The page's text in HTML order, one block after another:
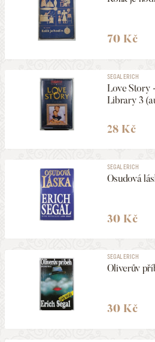
70 Kč
SEGAL ERICH
Love Story
Library 3
28 Kč
SEGAL ERICH
Osudová
30 Kč
SEGAL ERICH
Oliverův
30 Kč